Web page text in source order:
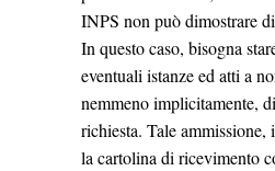
INPS non può dimostrare
In questo caso, bisogna
eventuali istanze ed atti a
nemmeno implicitamente,
richiesta. Tale
la cartolina di ricevimento